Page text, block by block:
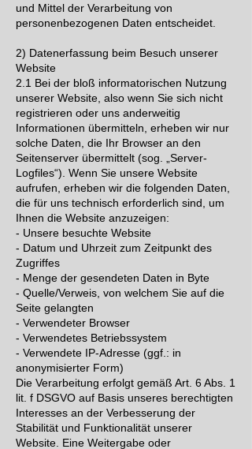
und Mittel der Verarbeitung von
personenbezogenen Daten entscheidet.
2) Datenerfassung beim Besuch unserer
Website
2.1 Bei der bloß informatorischen Nutzung
unserer Website, also wenn Sie sich nicht
registrieren oder uns anderweitig
Informationen übermitteln, erheben wir nur
solche Daten, die Ihr Browser an den
Seitenserver übermittelt (sog. „Server-
Logfiles“). Wenn Sie unsere Website
aufrufen, erheben wir die folgenden Daten,
die für uns technisch erforderlich sind, um
Ihnen die Website anzuzeigen:
- Unsere besuchte Website
- Datum und Uhrzeit zum Zeitpunkt des
Zugriffes
- Menge der gesendeten Daten in Byte
- Quelle/Verweis, von welchem Sie auf die
Seite gelangten
- Verwendeter Browser
- Verwendetes Betriebssystem
- Verwendete IP-Adresse (ggf.: in
anonymisierter Form)
Die Verarbeitung erfolgt gemäß Art. 6 Abs. 1
lit. f DSGVO auf Basis unseres berechtigten
Interesses an der Verbesserung der
Stabilität und Funktionalität unserer
Website. Eine Weitergabe oder